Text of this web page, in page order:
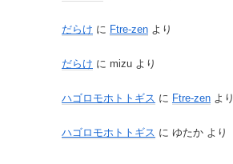
だらけ に Ftre-zen より
だらけ に mizu より
ハゴロモホトトギス に Ftre-zen より
ハゴロモホトトギス に ゆたか より